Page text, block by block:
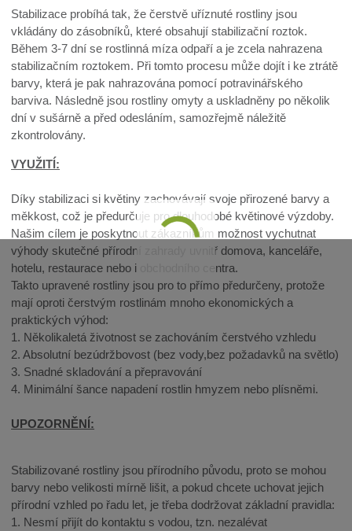
Stabilizace probíhá tak, že čerstvě uříznuté rostliny jsou
vkládány do zásobníků, které obsahují stabilizační roztok.
Během 3-7 dní se rostlinná míza odpaří a je zcela nahrazena
stabilizačním roztokem. Při tomto procesu může dojít i ke ztrátě
barvy, která je pak nahrazována pomocí potravinářského
barviva. Následně jsou rostliny omyty a uskladněny po několik
dní v sušárně a před odesláním, samozřejmě náležitě
zkontrolovány.
VYUŽITÍ:
Díky stabilizaci si květiny zachovávají svoje přirozené barvy a
měkkost, což je předurčuje pro dlouhodobé květinové výzdoby.
Našim cílem je poskytnout zákazníkům možnost vychutnat
výhody skutečné přírodní zahrady uvnitř domova, kanceláře,
hotelu, restaurace nebo i obchodního centra.
Takto upravené rostliny jsou pro to přímo předurčeny, protože
mají oproti čerstvým rostlinám mnoho ekonomických a
praktických výhod:
1. Několikaletá životnost se zachováním čerstvého vzhledu
2. Absolutní bezúdržbovost (bez vody,bez požadavků na světlo)
3. Snadné skladování a přepravování
4. Minimální šance napadení rostlin hmyzem nebo plísněmi.
UPOZORNĚNÍ:
Stabilizované rostliny jsou přírodního původu, proto se mohou
barvy nebo velikosti mírně lišit, a pokud chcete uchovat jejich
přírodní vzhled po řadu let, je třeba dodržovat základní pravidla:
1. Nesmí přijít do kontaktu s vodou, tzn. nezalévat